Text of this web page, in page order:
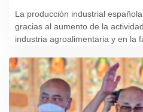
La producción industrial
gracias al aumento de la
industria agroalimentaria y en la
Estadística (INE).